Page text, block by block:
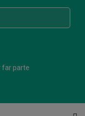
far parte